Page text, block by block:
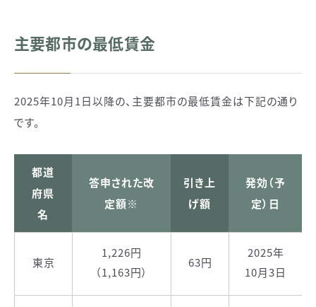
主要都市の最低賃金
2025年10月1日以降の、主要都市の最低賃金は下記の通り
です。
都道
府県
名
答申された改
定額※
引き上
げ額
発効（予
定）日
東京
1,226円
（1,163円）
63円
2025年
10月3日